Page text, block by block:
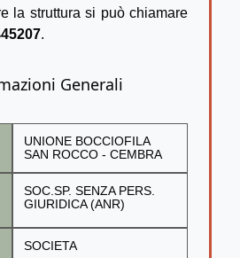
la struttura si può chiamare
.
Generali
UNIONE BOCCIOFILA
SAN ROCCO - CEMBRA
SOC.SP. SENZA PERS.
GIURIDICA (ANR)
SOCIETA